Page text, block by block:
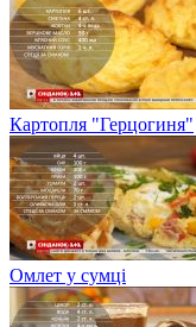
Картопля "Герцогиня"
Омлет у сумці